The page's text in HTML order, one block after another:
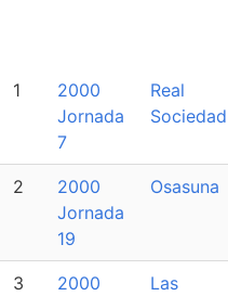
1
2000
Jornada
7
Real
Sociedad
2
2000
Jornada
19
Osasuna
3
2000
Las